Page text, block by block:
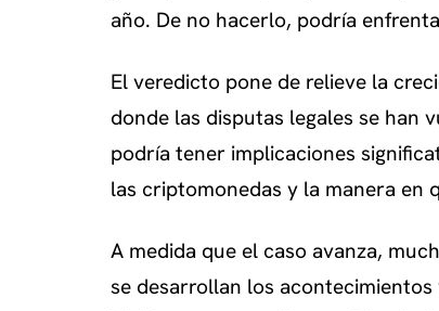
año. De no hacerlo, podría
El veredicto pone de relieve la
donde las disputas legales se han
podría tener implicaciones
las criptomonedas y la manera en
A medida que el caso avanza,
se desarrollan los